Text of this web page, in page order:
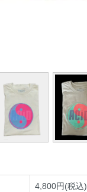
4,800円(税込)